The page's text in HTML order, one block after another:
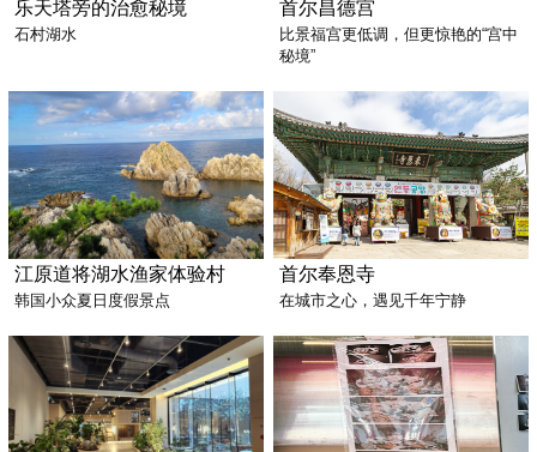
乐天塔旁的治愈秘境
石村湖水
首尔昌德宫
比景福宫更低调，但更惊艳的“宫中
秘境”
江原道将湖水渔家体验村
韩国小众夏日度假景点
首尔奉恩寺
在城市之心，遇见千年宁静